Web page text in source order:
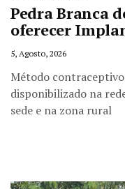
Pedra Branca
oferecer
5, Agosto, 2026
Método contraceptivo
disponibilizado na
sede e na zona rural